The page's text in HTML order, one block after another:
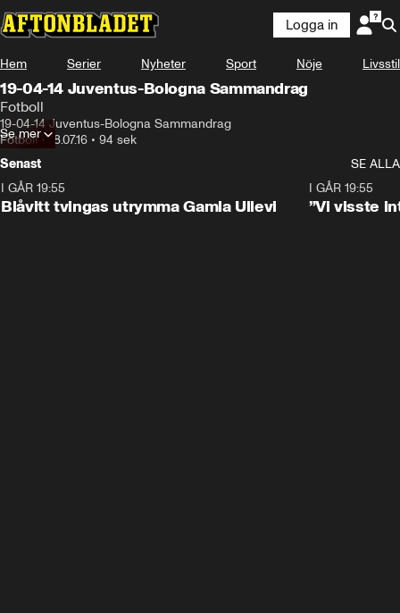
Logga in
Hem Serier Nyheter Sport Nöje Livsstil
19-04-14 Juventus-Bologna Sammandrag
Fotboll
19-04-14 Juventus-Bologna Sammandrag
Fotboll•18.07.16 • 94 sek
Se mer
Senast
SE ALLA
I GÅR 19:55
Blåvitt tvingas utrymma Gamla Ullevi
I GÅR 19:55
”Vi visste